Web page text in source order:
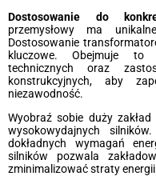
Dostosowanie do
przemysłowy ma
Dostosowanie
kluczowe. Obejmuje to
technicznych oraz
konstrukcyjnych, aby
niezawodność.
Wyobraź sobie duży
wysokowydajnych
dokładnych wymagań
silników pozwala
zminimalizować straty